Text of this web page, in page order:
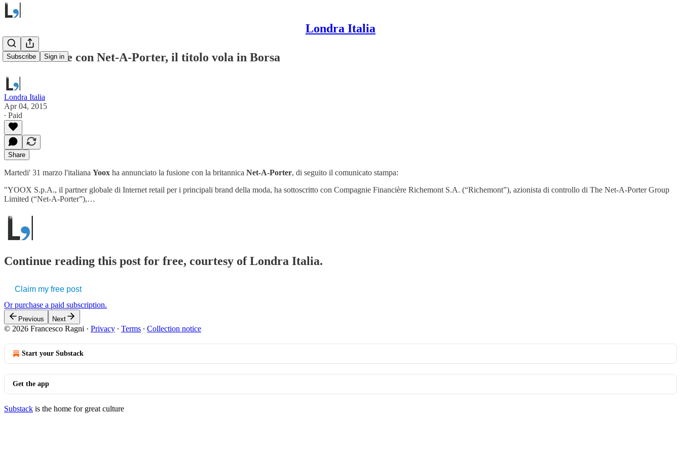
Londra Italia
Subscribe Sign in
Yoox si fonde con Net-A-Porter, il titolo vola in Borsa
Londra Italia
Apr 04, 2015
∙ Paid
Share
Martedi' 31 marzo l'italiana Yoox ha annunciato la fusione con la britannica Net-A-Porter, di seguito il comunicato stampa:
"YOOX S.p.A., il partner globale di Internet retail per i principali brand della moda, ha sottoscritto con Compagnie Financière Richemont S.A. (“Richemont”), azionista di controllo di The Net-A-Porter Group
Limited (“Net-A-Porter”),…
Continue reading this post for free, courtesy of Londra Italia.
Claim my free post
Or purchase a paid subscription.
Previous Next
© 2026 Francesco Ragni · Privacy ∙ Terms ∙ Collection notice
Start your Substack
Get the app
Substack is the home for great culture